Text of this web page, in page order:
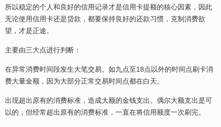
所以稳定的个人和良好的信用记录才是信用卡提额的核心因素，因此
无论使用信用卡还是贷款，都要保持良好的还款习惯，克制消费欲
望，才是正途。
主要由三大点进行判断：
在异常消费时间段发生大笔交易。如九点至18点以外的时间点刷卡消
费大量金额，因为大部分正常交易时间点都在白天。
出现超出原有的消费标准，造成大额的金钱支出。偶尔大额支出是可
以的，但经常超出原有的消费标准，一直在将信用额度一次刷完。